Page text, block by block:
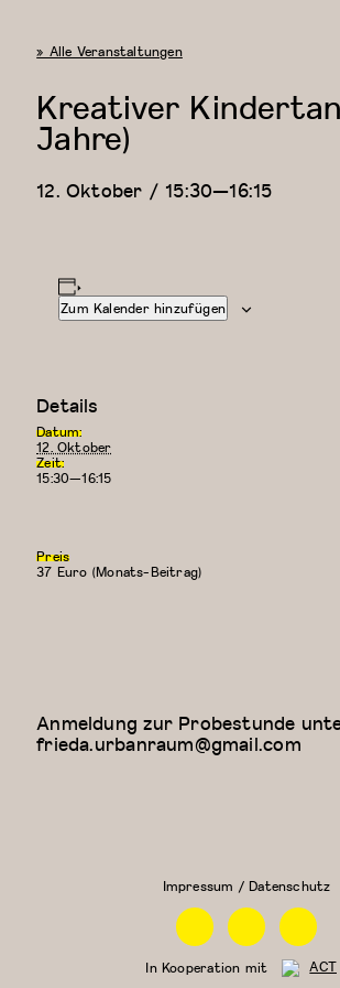
« Alle Veranstaltungen
Kreativer
Jahre)
12. Oktober / 15:30—16:15
Anmeldung zur Probestunde
frieda.urbanraum@gmail.com
Zum Kalender hinzufügen
Details
Datum:
12. Oktober
Zeit:
15:30—16:15
Preis
37 Euro (Monats-Beitrag)
Impressum / Datenschutz
FacebookInstagramLinkedin
In Kooperation mit